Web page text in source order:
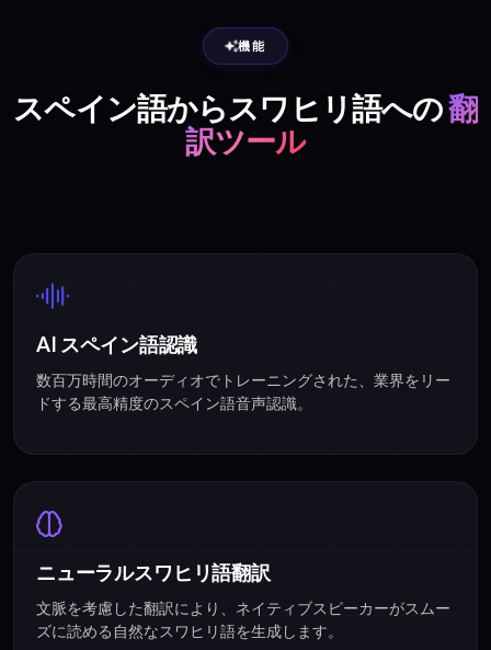
機能
スペイン語からスワヒリ語への翻
訳ツール
AI スペイン語認識
数百万時間のオーディオでトレーニングされた、業界をリー
ドする最高精度のスペイン語音声認識。
ニューラルスワヒリ語翻訳
文脈を考慮した翻訳により、ネイティブスピーカーがスムー
ズに読める自然なスワヒリ語を生成します。